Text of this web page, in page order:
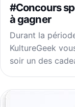
#Concours
à gagner
Durant la
KultureGeek
soir un des